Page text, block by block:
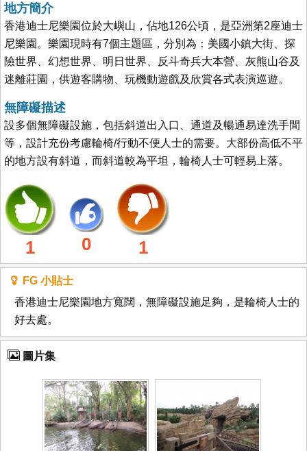
地方簡介
香港迪士尼樂園位於大嶼山，佔地126公頃，是亞洲第2座迪士
尼樂園。樂園現時有7個主題區，分別為：美國小鎮大街、探
險世界、幻想世界、明日世界、反斗奇兵大本營、灰熊山谷及
迷離莊園，供遊客購物、玩機動遊戲及欣賞各式表演巡遊。
無障礙描述
設多個無障礙設施，包括斜道出入口、通道及暢通易達洗手間
等，設計充份考慮輪椅/行動不便人士的需要。大部份高低不平
的地方設有斜道，而斜道較為平坦，輪椅人士可輕易上落。
1 0 1
FG 小貼士
香港迪士尼樂園地方寬闊，無障礙設施足夠，是輪椅人士的
好去處。
圖片集